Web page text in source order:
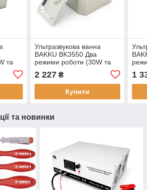
та
Ультразвукова ванна
BAKKU BK3550 Два
режими роботи (30W та
50W), металевий корпус,
металева кришка, об'єм
0.5 л
2 227₴
Купити
1
та новинки